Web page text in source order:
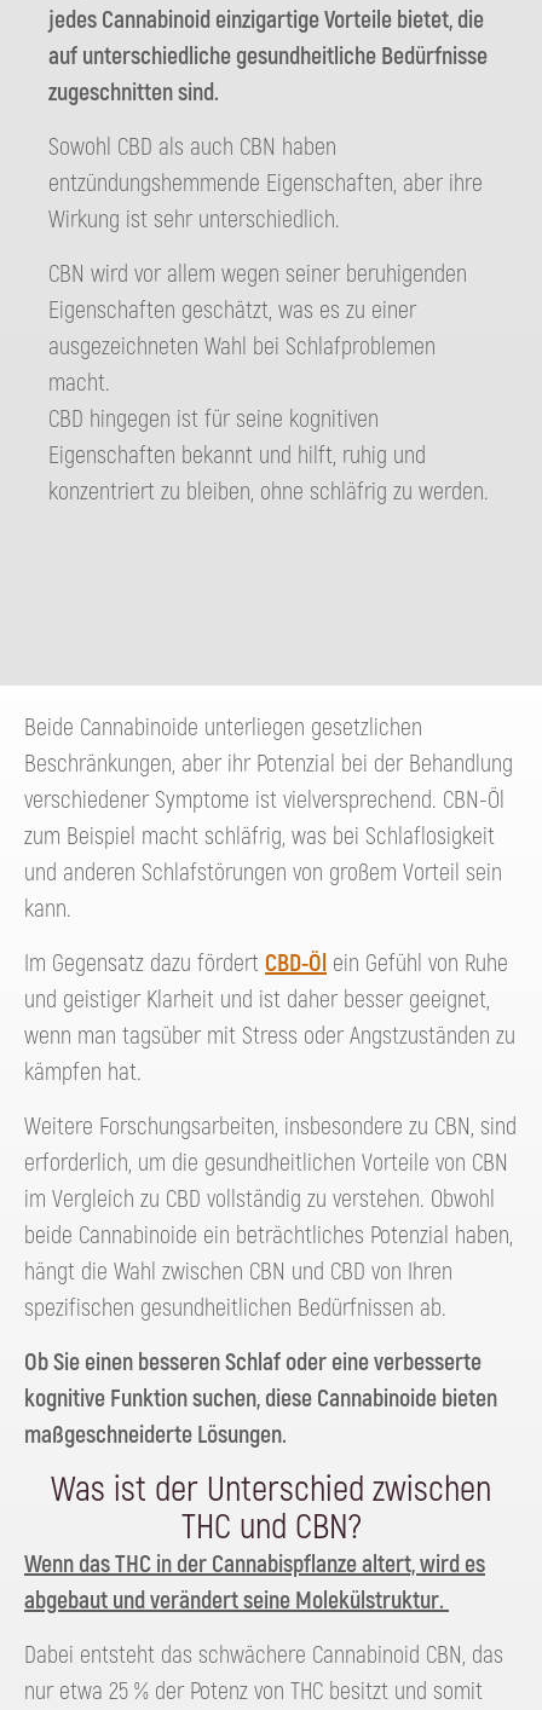
jedes Cannabinoid einzigartige Vorteile bietet, die
auf unterschiedliche gesundheitliche Bedürfnisse
zugeschnitten sind.
Sowohl CBD als auch CBN haben
entzündungshemmende Eigenschaften, aber ihre
Wirkung ist sehr unterschiedlich.
CBN wird vor allem wegen seiner beruhigenden
Eigenschaften geschätzt, was es zu einer
ausgezeichneten Wahl bei Schlafproblemen
macht.
CBD hingegen ist für seine kognitiven
Eigenschaften bekannt und hilft, ruhig und
konzentriert zu bleiben, ohne schläfrig zu werden.
Beide Cannabinoide unterliegen gesetzlichen
Beschränkungen, aber ihr Potenzial bei der Behandlung
verschiedener Symptome ist vielversprechend. CBN-Öl
zum Beispiel macht schläfrig, was bei Schlaflosigkeit
und anderen Schlafstörungen von großem Vorteil sein
kann.
Im Gegensatz dazu fördert CBD-Öl ein Gefühl von Ruhe
und geistiger Klarheit und ist daher besser geeignet,
wenn man tagsüber mit Stress oder Angstzuständen zu
kämpfen hat.
Weitere Forschungsarbeiten, insbesondere zu CBN, sind
erforderlich, um die gesundheitlichen Vorteile von CBN
im Vergleich zu CBD vollständig zu verstehen. Obwohl
beide Cannabinoide ein beträchtliches Potenzial haben,
hängt die Wahl zwischen CBN und CBD von Ihren
spezifischen gesundheitlichen Bedürfnissen ab.
Ob Sie einen besseren Schlaf oder eine verbesserte
kognitive Funktion suchen, diese Cannabinoide bieten
maßgeschneiderte Lösungen.
Was ist der Unterschied zwischen
THC und CBN?
Wenn das THC in der Cannabispflanze altert, wird es
abgebaut und verändert seine Molekülstruktur.
Dabei entsteht das schwächere Cannabinoid CBN, das
nur etwa 25 % der Potenz von THC besitzt und somit